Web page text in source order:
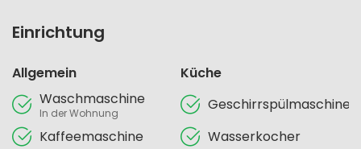
Einrichtung
Allgemein
Waschmaschine
In der Wohnung
Kaffeemaschine
Küche
Geschirrspülmaschine
Wasserkocher